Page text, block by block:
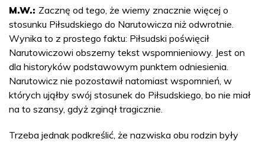
M.W.: Zacznę od tego, że wiemy znacznie więcej o
stosunku Piłsudskiego do Narutowicza niż odwrotnie.
Wynika to z prostego faktu: Piłsudski poświęcił
Narutowiczowi obszerny tekst wspomnieniowy. Jest on
dla historyków podstawowym punktem odniesienia.
Narutowicz nie pozostawił natomiast wspomnień, w
których ująłby swój stosunek do Piłsudskiego, bo nie miał
na to szansy, gdyż zginął tragicznie.
Trzeba jednak podkreślić, że nazwiska obu rodzin były